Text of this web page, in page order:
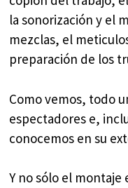
la sonorización y el
mezclas, el
preparación de los
Como vemos, todo
espectadores e,
conocemos en su
Y no sólo el montaje